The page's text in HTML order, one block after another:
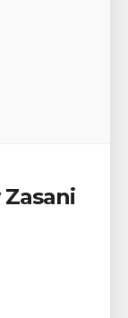
w Miejskiej